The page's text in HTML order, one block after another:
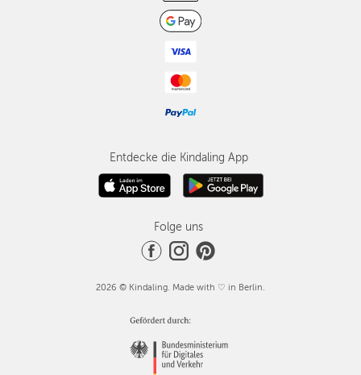
Entdecke die Kindaling App
Folge uns
2026 © Kindaling. Made with ♡ in Berlin.